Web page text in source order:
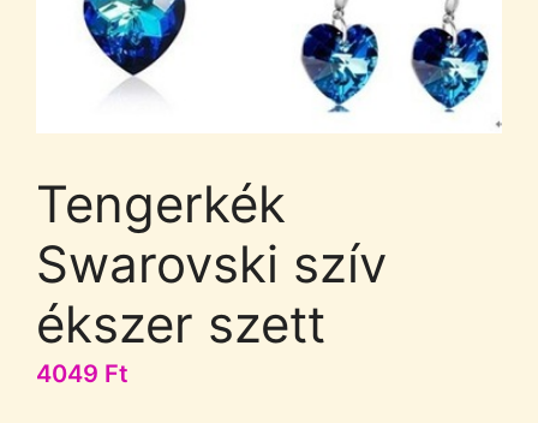
Tengerkék
Swarovski szív
ékszer szett
4049 Ft